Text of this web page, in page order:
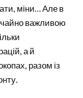
міни… Але в
важливою
а й
разом із